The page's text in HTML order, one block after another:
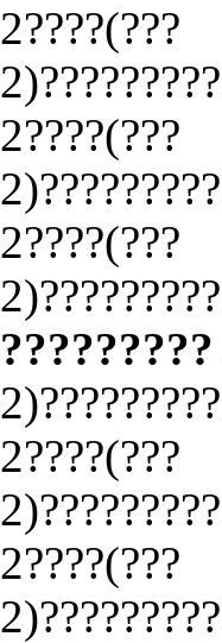
2????(???
2????(???
2????(???
?????????
2????(???
2????(???